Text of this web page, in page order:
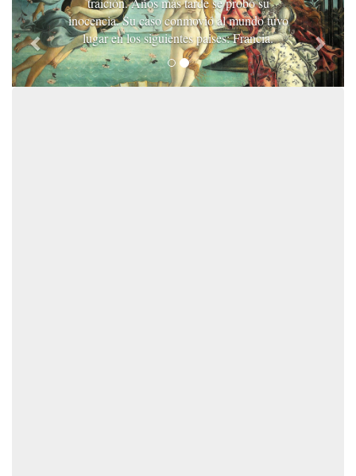
inocencia. Su caso conmovió al mundo tuvo
lugar en los siguientes paises: Francia.